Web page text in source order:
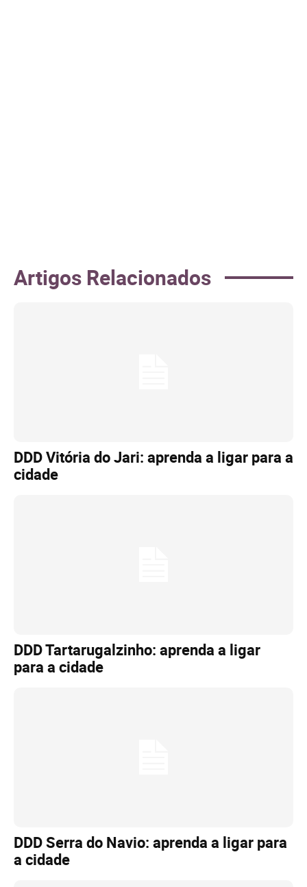
Artigos Relacionados
DDD Vitória do Jari: aprenda a ligar para a
cidade
DDD Tartarugalzinho: aprenda a ligar
para a cidade
DDD Serra do Navio: aprenda a ligar para
a cidade